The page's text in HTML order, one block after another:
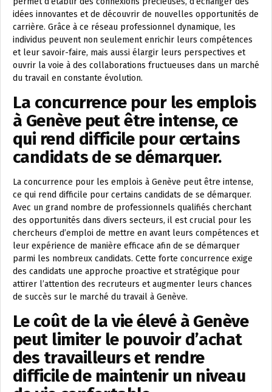
idées innovantes et de découvrir de nouvelles opportunités de
carrière. Grâce à ce réseau professionnel dynamique, les
individus peuvent non seulement enrichir leurs compétences
et leur savoir-faire, mais aussi élargir leurs perspectives et
ouvrir la voie à des collaborations fructueuses dans un marché
du travail en constante évolution.
La concurrence pour les emplois
à Genève peut être intense, ce
qui rend difficile pour certains
candidats de se démarquer.
La concurrence pour les emplois à Genève peut être intense,
ce qui rend difficile pour certains candidats de se démarquer.
Avec un grand nombre de professionnels qualifiés cherchant
des opportunités dans divers secteurs, il est crucial pour les
chercheurs d’emploi de mettre en avant leurs compétences et
leur expérience de manière efficace afin de se démarquer
parmi les nombreux candidats. Cette forte concurrence exige
des candidats une approche proactive et stratégique pour
attirer l’attention des recruteurs et augmenter leurs chances
de succès sur le marché du travail à Genève.
Le coût de la vie élevé à Genève
peut limiter le pouvoir d’achat
des travailleurs et rendre
difficile de maintenir un niveau